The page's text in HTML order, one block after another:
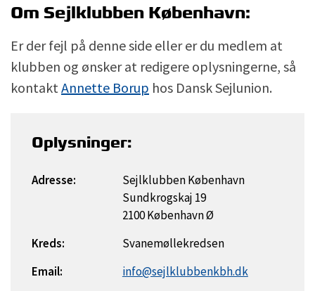
Om Sejlklubben København:
Er der fejl på denne side eller er du medlem at
klubben og ønsker at redigere oplysningerne, så
kontaktAnnette Borup hos Dansk Sejlunion.
Oplysninger:
Adresse:
Sejlklubben København
Sundkrogskaj 19
2100 København Ø
Kreds:
Svanemøllekredsen
Email:
info@sejlklubbenkbh.dk